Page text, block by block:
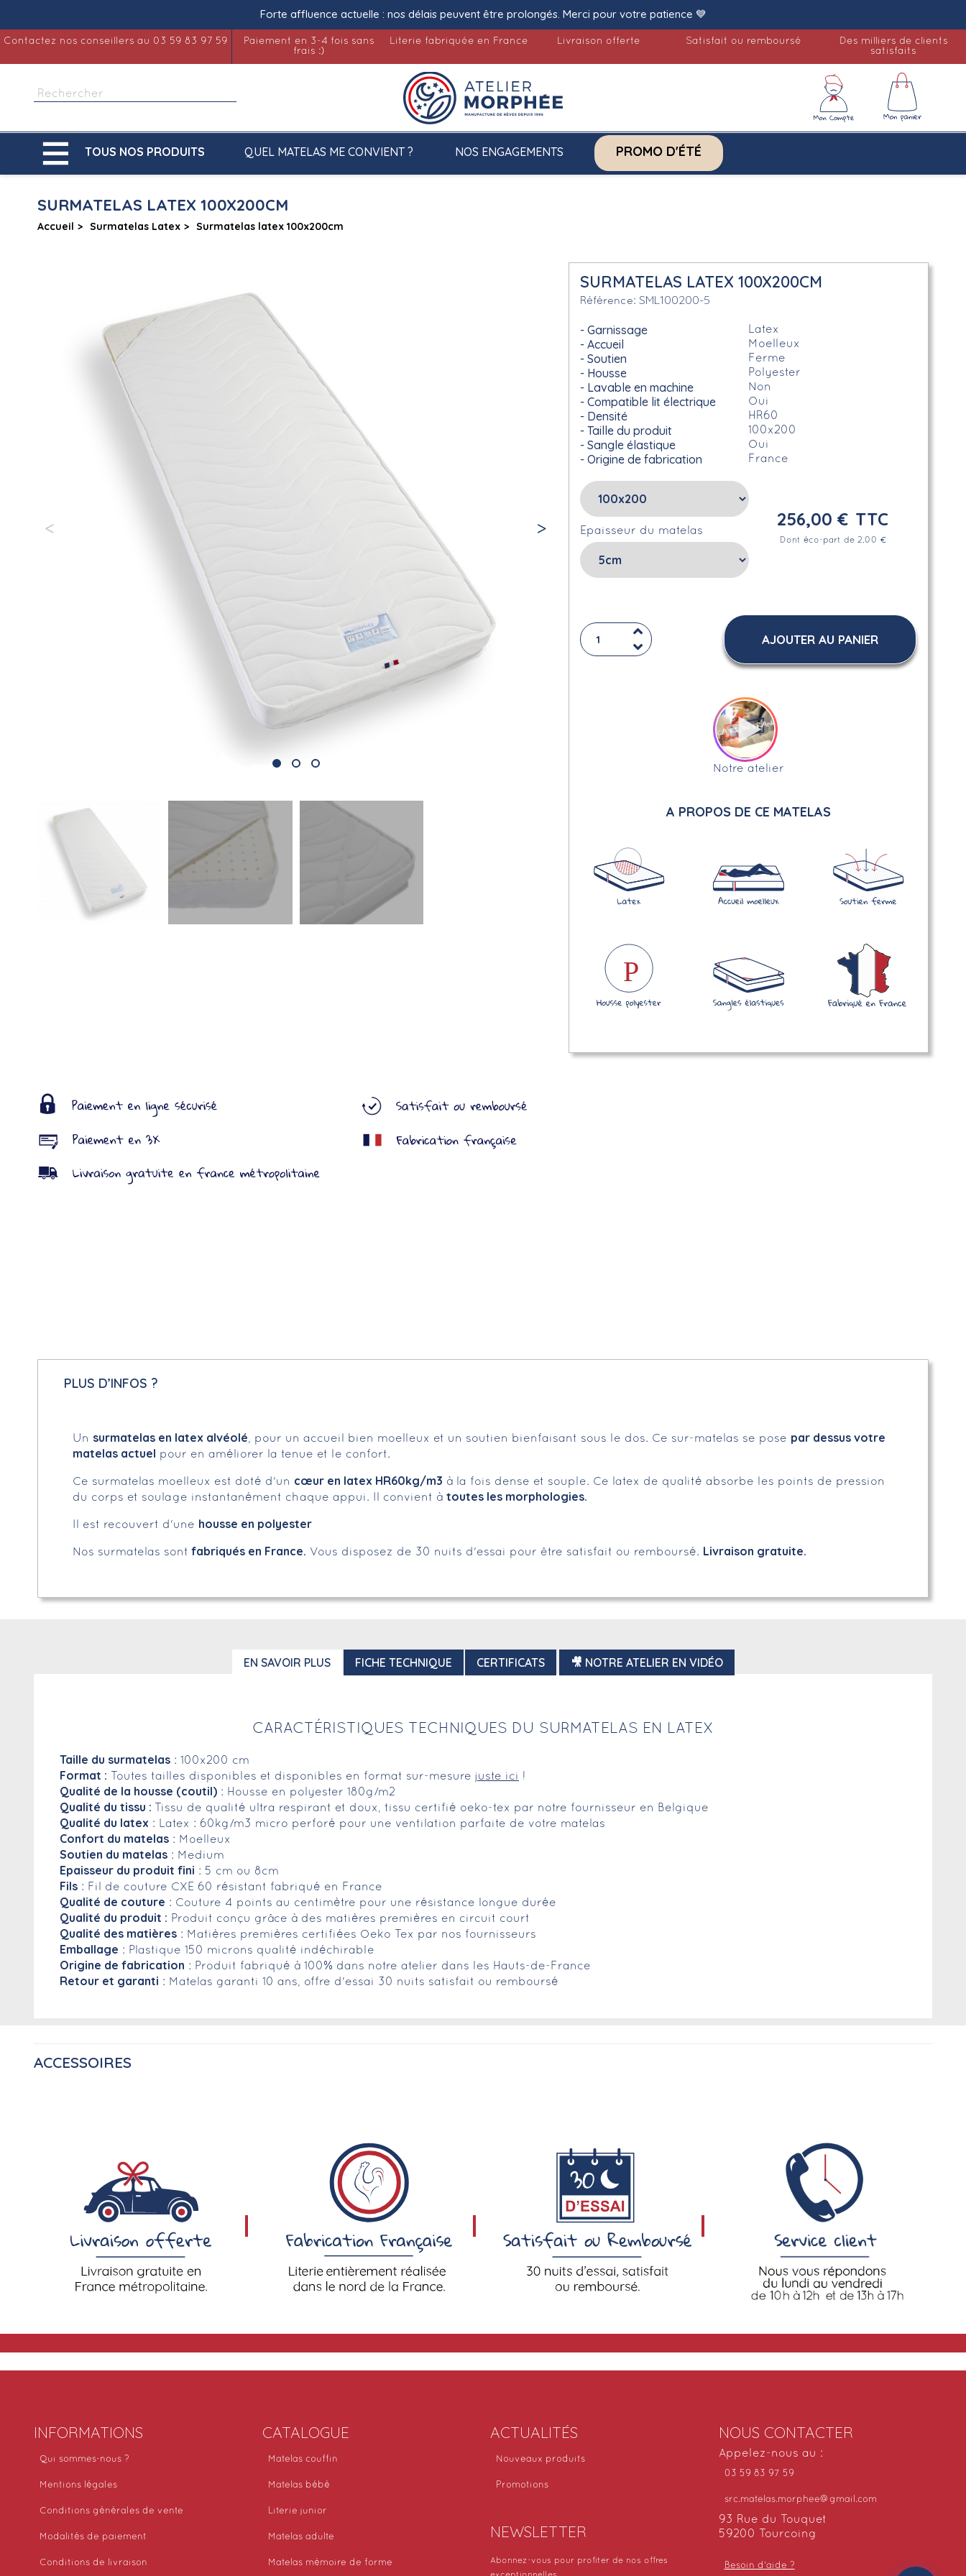
Forte affluence actuelle : nos délais peuvent être prolongés. Merci pour votre patience 💙
Contactez nos conseillers au 03 59 83 97 59
Paiement en 3-4 fois sans
frais :)
Literie fabriquée en France Livraison offerte Satisfait ou remboursé
Des milliers de clients
satisfaits
 TOUS NOS PRODUITS QUEL MATELAS ME CONVIENT ? NOS ENGAGEMENTS PROMO D'ÉTÉ
SURMATELAS LATEX 100X200CM
Accueil Surmatelas Latex Surmatelas latex 100x200cm
SURMATELAS LATEX 100X200CM
Référence SML100200-5
Garnissage Latex
Accueil Moelleux
Soutien Ferme
Housse Polyester
Lavable en machine Non
Compatible lit électrique Oui
Densité HR60
Taille du produit 100x200
Sangle élastique Oui
Origine de fabrication France
Epaisseur du matelas
256,00 € TTC
Dont éco-part de 2.00 €
AJOUTER AU PANIER
Notre atelier
A PROPOS DE CE MATELAS
PLUS D’INFOS ?
Un surmatelas en latex alvéolé , pour un accueil bien moelleux et un soutien bienfaisant sous le dos. Ce sur-matelas se pose par dessus votre
matelas actuel pour en améliorer la tenue et le confort.
Ce surmatelas moelleux est doté d'un cœur en latex HR60kg/m3 à la fois dense et souple. Ce latex de qualité absorbe les points de pression
du corps et soulage instantanément chaque appui. Il convient à toutes les morphologies.
Il est recouvert d'une housse en polyester
Nos surmatelas sont fabriqués en France. Vous disposez de 30 nuits d'essai pour être satisfait ou remboursé. Livraison gratuite.
EN SAVOIR PLUS FICHE TECHNIQUE CERTIFICATS 🎥 NOTRE ATELIER EN VIDÉO
CARACTÉRISTIQUES TECHNIQUES DU SURMATELAS EN LATEX
Taille du surmatelas : 100x200 cm
Format : Toutes tailles disponibles et disponibles en format sur-mesure juste ici !
Qualité de la housse (coutil) : Housse en polyester 180g/m2
Qualité du tissu : Tissu de qualité ultra respirant et doux, tissu certifié oeko-tex par notre fournisseur en Belgique
Qualité du latex : Latex : 60kg/m3 micro perforé pour une ventilation parfaite de votre matelas
Confort du matelas : Moelleux
Soutien du matelas : Medium
Epaisseur du produit fini : 5 cm ou 8cm
Fils : Fil de couture CXE 60 résistant fabriqué en France
Qualité de couture : Couture 4 points au centimètre pour une résistance longue durée
Qualité du produit : Produit conçu grâce à des matières premières en circuit court
Qualité des matières : Matières premières certifiées Oeko Tex par nos fournisseurs
Emballage : Plastique 150 microns qualité indéchirable
Origine de fabrication : Produit fabriqué à 100% dans notre atelier dans les Hauts-de-France
Retour et garanti : Matelas garanti 10 ans, offre d'essai 30 nuits satisfait ou remboursé
ACCESSOIRES
INFORMATIONS
Qui sommes-nous ?
Mentions légales
Conditions générales de vente
Modalités de paiement
Conditions de livraison
CATALOGUE
Matelas couffin
Matelas bébé
Literie junior
Matelas adulte
Matelas mémoire de forme
ACTUALITÉS
Nouveaux produits
Promotions
NEWSLETTER
Abonnez-vous pour profiter de nos offres
NOUS CONTACTER
Appelez-nous au :
03 59 83 97 59
src.matelas.morphee@gmail.com
93 Rue du Touquet
59200 Tourcoing
Besoin d'aide ?